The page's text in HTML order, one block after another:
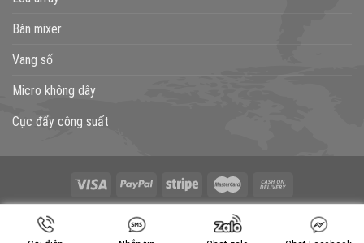
Bàn mixer
Vang số
Micro không dây
Cục đẩy công suất
Copyright 2026 © Flatsome Theme